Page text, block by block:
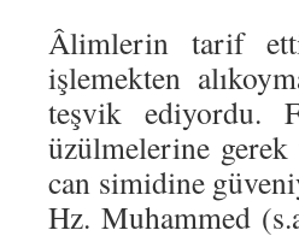
Âlimlerin tarif
işlemekten
teşvik ediyordu.
üzülmelerine
can simidine
Hz. Muhammed